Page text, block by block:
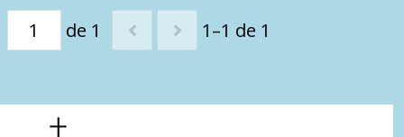
de 1 1–1 de 1